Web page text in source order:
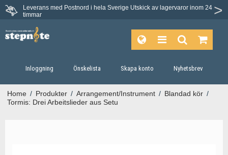
Leverans med Postnord i hela Sverige Utskick av lagervaror inom 24
timmar
Inloggning Önskelista Skapa konto Nyhetsbrev
Home / Produkter / Arrangement/Instrument / Blandad kör /
Tormis: Drei Arbeitslieder aus Setu